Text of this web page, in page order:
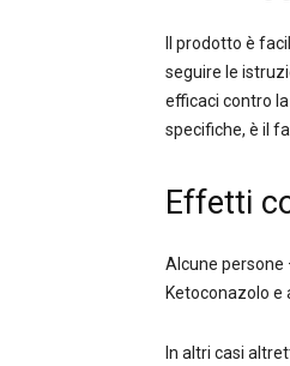
Il prodotto è
seguire le
efficaci contro
specifiche, è il
Effetti
Alcune
Ketoconazolo
In altri casi